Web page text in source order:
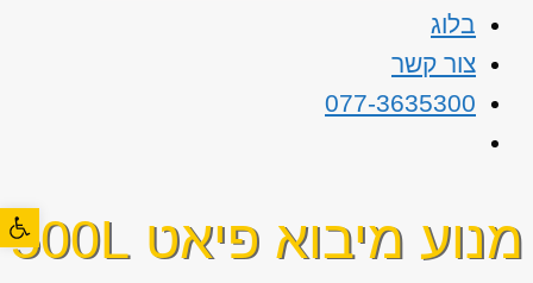
בלוג
צור קשר
077-3635300
מנוע מיבוא פיאט 500L פתח